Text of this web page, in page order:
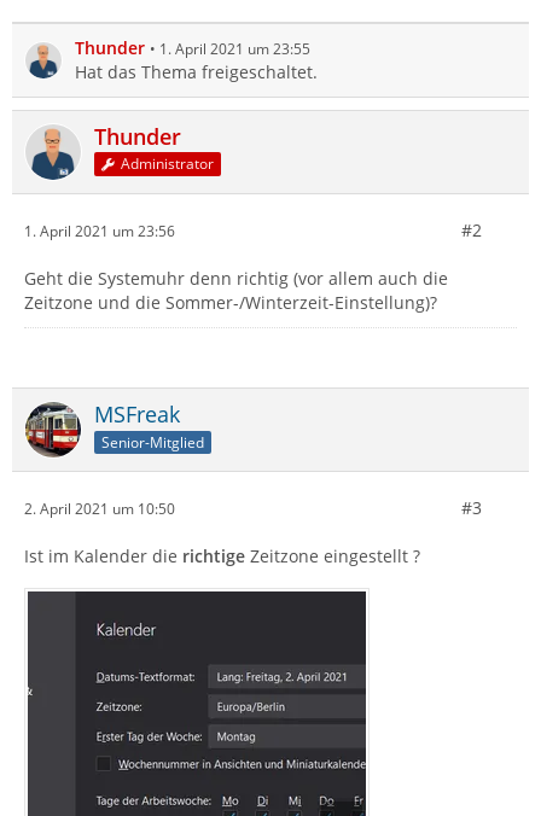
Thunder 1. April 2021 um 23:55
Hat das Thema freigeschaltet.
Thunder
Administrator
1. April 2021 um 23:56 #2
Geht die Systemuhr denn richtig (vor allem auch die
Zeitzone und die Sommer-/Winterzeit-Einstellung)?
MSFreak
Senior-Mitglied
2. April 2021 um 10:50 #3
Ist im Kalender die richtige Zeitzone eingestellt ?